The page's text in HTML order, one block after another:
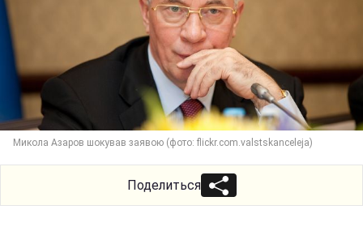
Микола Азаров шокував заявою (фото: flickr.com.valstskanceleja)
Поделиться